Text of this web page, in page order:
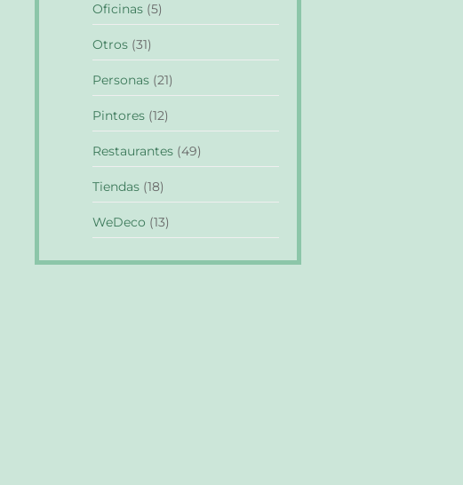
Oficinas (5)
Otros (31)
Personas (21)
Pintores (12)
Restaurantes (49)
Tiendas (18)
WeDeco (13)